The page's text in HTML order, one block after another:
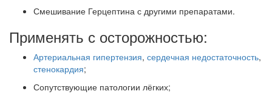
Смешивание Герцептина с другими препаратами.
Применять с осторожностью:
Артериальная гипертензия, сердечная недостаточность,
стенокардия;
Сопутствующие патологии лёгких;